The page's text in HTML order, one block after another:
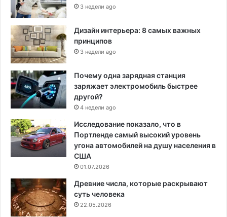
3 недели ago
Дизайн интерьера: 8 самых важных
принципов
3 недели ago
Почему одна зарядная станция
заряжает электромобиль быстрее
другой?
4 недели ago
Исследование показало, что в
Портленде самый высокий уровень
угона автомобилей на душу населения в
США
01.07.2026
Древние числа, которые раскрывают
суть человека
22.05.2026